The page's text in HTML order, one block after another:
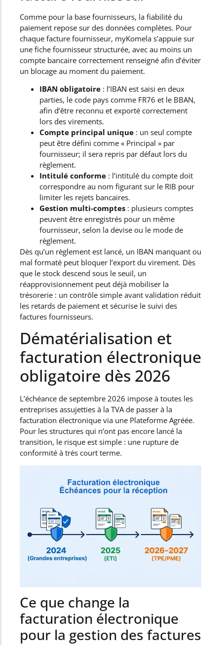
Comme pour la base fournisseurs, la fiabilité du
paiement repose sur des données complètes. Pour
chaque facture fournisseur, myKomela s’appuie sur
une fiche fournisseur structurée, avec au moins un
compte bancaire correctement renseigné afin d’éviter
un blocage au moment du paiement.
IBAN obligatoire : l’IBAN est saisi en deux
parties, le code pays comme FR76 et le BBAN,
afin d’être reconnu et exporté correctement
lors des virements.
Compte principal unique : un seul compte
peut être défini comme « Principal » par
fournisseur; il sera repris par défaut lors du
règlement.
Intitulé conforme : l’intitulé du compte doit
correspondre au nom figurant sur le RIB pour
limiter les rejets bancaires.
Gestion multi-comptes : plusieurs comptes
peuvent être enregistrés pour un même
fournisseur, selon la devise ou le mode de
règlement.
Dès qu’un règlement est lancé, un IBAN manquant ou
mal formaté peut bloquer l’export du virement. Dès
que le stock descend sous le seuil, un
réapprovisionnement peut déjà mobiliser la
trésorerie : un contrôle simple avant validation réduit
les retards de paiement et sécurise le suivi des
factures fournisseurs.
Dématérialisation et
facturation électronique
obligatoire dès 2026
L’échéance de septembre 2026 impose à toutes les
entreprises assujetties à la TVA de passer à la
facturation électronique via une Plateforme Agréée.
Pour les structures qui n’ont pas encore lancé la
transition, le risque est simple : une rupture de
conformité à très court terme.
Ce que change la
facturation électronique
pour la gestion des factures